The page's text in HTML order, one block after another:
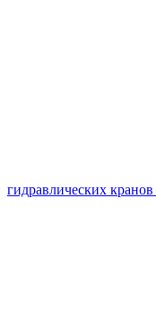
гидравлических кранов